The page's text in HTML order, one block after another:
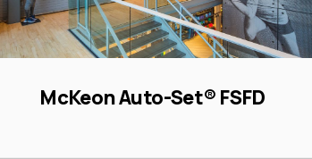
McKeon Auto-Set® FSFD